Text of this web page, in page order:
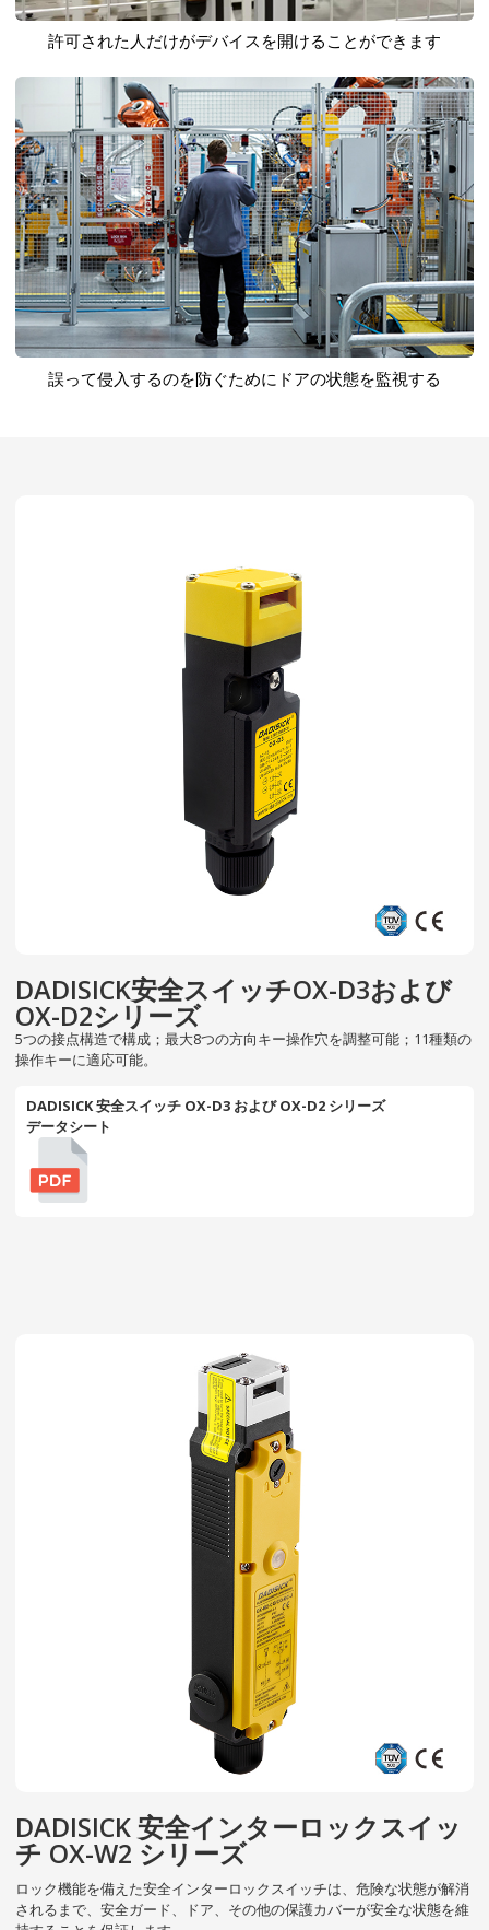
許可された人だけがデバイスを開けることができます
誤って侵入するのを防ぐためにドアの状態を監視する
DADISICK安全スイッチOX-D3および
OX-D2シリーズ
5つの接点構造で構成；最大8つの方向キー操作穴を調整可能；11種類の
操作キーに適応可能。
DADISICK 安全スイッチ OX-D3 および OX-D2 シリーズ
データシート
DADISICK 安全インターロックスイッ
チ OX-W2 シリーズ
ロック機能を備えた安全インターロックスイッチは、危険な状態が解消
されるまで、安全ガード、ドア、その他の保護カバーが安全な状態を維